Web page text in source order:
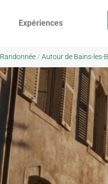
Expériences
Randonnée / Autour de Bains-les-